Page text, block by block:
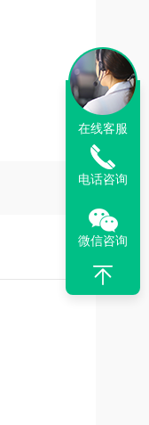
在线客服
电话咨询
微信咨询